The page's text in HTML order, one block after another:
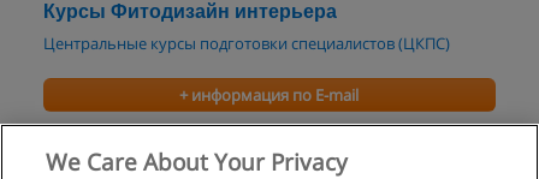
Курсы Фитодизайн интерьера
Центральные курсы подготовки специалистов (ЦКПС)
+ информация по E-mail
Курс "Декор и Декорирование"
We Care About Your Privacy